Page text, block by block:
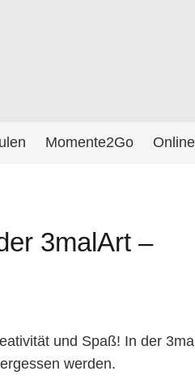
Momente2Go
3malArt –
und Spaß! In der
werden.